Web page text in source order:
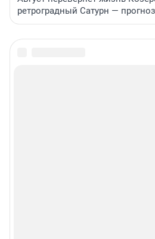
ретроградный Сатурн — прогноз